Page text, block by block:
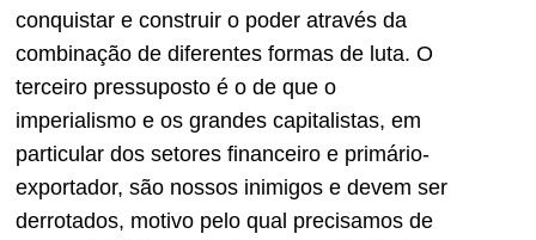
conquistar e construir o poder através da
combinação de diferentes formas de luta. O
terceiro pressuposto é o de que o
imperialismo e os grandes capitalistas, em
particular dos setores financeiro e primário-
exportador, são nossos inimigos e devem ser
derrotados, motivo pelo qual precisamos de